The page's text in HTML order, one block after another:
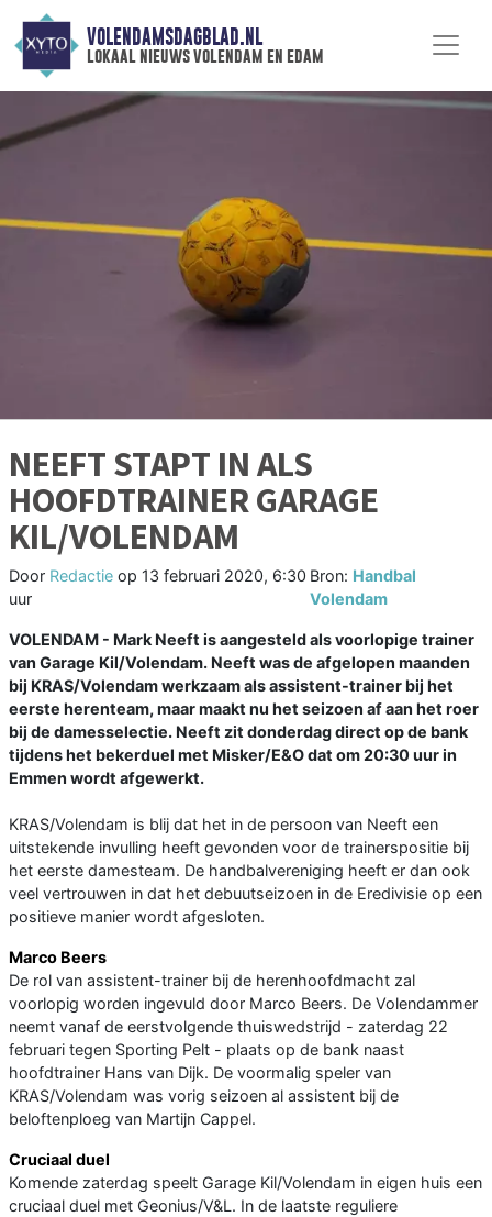
VOLENDAMSDAGBLAD.NL
lokaal nieuws volendam en edam
NEEFT STAPT IN ALS
HOOFDTRAINER GARAGE
KIL/VOLENDAM
Door Redactie op 13 februari 2020, 6:30
uur
Bron: Handbal
Volendam
VOLENDAM - Mark Neeft is aangesteld als voorlopige trainer
van Garage Kil/Volendam. Neeft was de afgelopen maanden
bij KRAS/Volendam werkzaam als assistent-trainer bij het
eerste herenteam, maar maakt nu het seizoen af aan het roer
bij de damesselectie. Neeft zit donderdag direct op de bank
tijdens het bekerduel met Misker/E&O dat om 20:30 uur in
Emmen wordt afgewerkt.
KRAS/Volendam is blij dat het in de persoon van Neeft een
uitstekende invulling heeft gevonden voor de trainerspositie bij
het eerste damesteam. De handbalvereniging heeft er dan ook
veel vertrouwen in dat het debuutseizoen in de Eredivisie op een
positieve manier wordt afgesloten.
Marco Beers
De rol van assistent-trainer bij de herenhoofdmacht zal
voorlopig worden ingevuld door Marco Beers. De Volendammer
neemt vanaf de eerstvolgende thuiswedstrijd - zaterdag 22
februari tegen Sporting Pelt - plaats op de bank naast
hoofdtrainer Hans van Dijk. De voormalig speler van
KRAS/Volendam was vorig seizoen al assistent bij de
beloftenploeg van Martijn Cappel.
Cruciaal duel
Komende zaterdag speelt Garage Kil/Volendam in eigen huis een
cruciaal duel met Geonius/V&L. In de laatste reguliere